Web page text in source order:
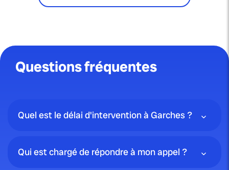
Questions fréquentes
Quel est le délai d'intervention à Garches ?
Qui est chargé de répondre à mon appel ?